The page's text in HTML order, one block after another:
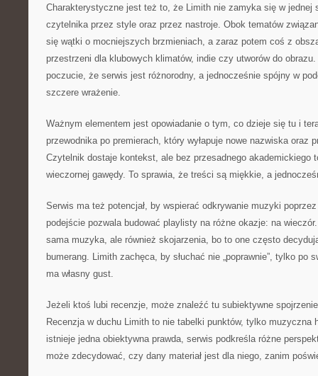
Charakterystyczne jest też to, że Limith nie zamyka się w jednej
czytelnika przez style oraz przez nastroje. Obok tematów
się wątki o mocniejszych brzmieniach, a zaraz potem coś z
przestrzeni dla klubowych klimatów, indie czy utworów do
poczucie, że serwis jest różnorodny, a jednocześnie spójny w
szczere wrażenie.
Ważnym elementem jest opowiadanie o tym, co dzieje się tu i
przewodnika po premierach, który wyłapuje nowe nazwiska oraz
Czytelnik dostaje kontekst, ale bez przesadnego akademickiego
wieczornej gawędy. To sprawia, że treści są miękkie, a
Serwis ma też potencjał, by wspierać odkrywanie muzyki
podejście pozwala budować playlisty na różne okazje: na
sama muzyka, ale również skojarzenia, bo to one często
bumerang. Limith zachęca, by słuchać nie „poprawnie”, tylko po
ma własny gust.
Jeżeli ktoś lubi recenzje, może znaleźć tu subiektywne
Recenzja w duchu Limith to nie tabelki punktów, tylko muzyczna
istnieje jedna obiektywna prawda, serwis podkreśla różne
może zdecydować, czy dany materiał jest dla niego, zanim